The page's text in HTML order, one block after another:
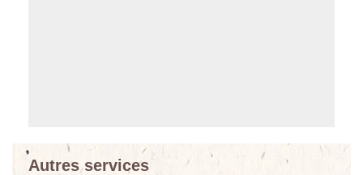
Autres services